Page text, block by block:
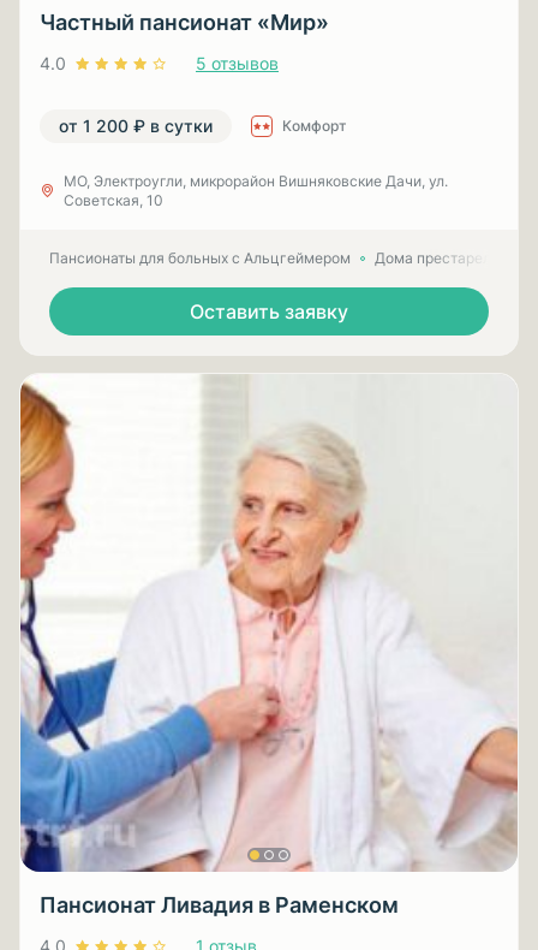
Частный пансионат «Мир»
4.0 5 отзывов
от 1 200 ₽ в сутки Комфорт
МО, Электроугли, микрорайон Вишняковские Дачи, ул.
Советская, 10
Пансионаты для больных с Альцгеймером Дома престарелых
Оставить заявку
Пансионат Ливадия в Раменском
4.0 1 отзыв